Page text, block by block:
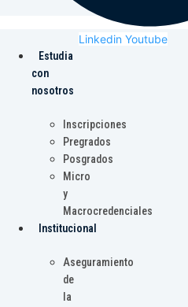
Linkedin Youtube
Estudia
con
nosotros
Inscripciones
Pregrados
Posgrados
Micro
y
Macrocredenciales
Institucional
Aseguramiento
de
la